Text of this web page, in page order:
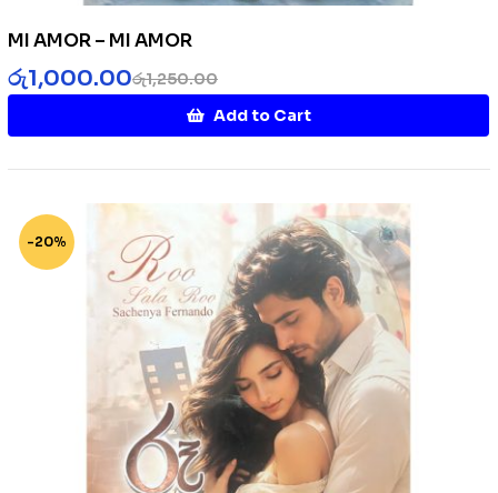
MI AMOR – MI AMOR
රු1,250.00
රු1,000.00
Add to Cart
-20%